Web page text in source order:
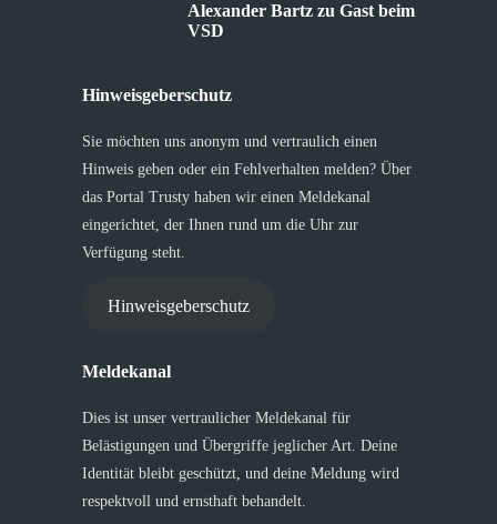
Alexander Bartz zu Gast beim
VSD
Hinweisgeberschutz
Sie möchten uns anonym und vertraulich einen
Hinweis geben oder ein Fehlverhalten melden? Über
das Portal Trusty haben wir einen Meldekanal
eingerichtet, der Ihnen rund um die Uhr zur
Verfügung steht.
Hinweisgeberschutz
Meldekanal
Dies ist unser vertraulicher Meldekanal für
Belästigungen und Übergriffe jeglicher Art. Deine
Identität bleibt geschützt, und deine Meldung wird
respektvoll und ernsthaft behandelt.